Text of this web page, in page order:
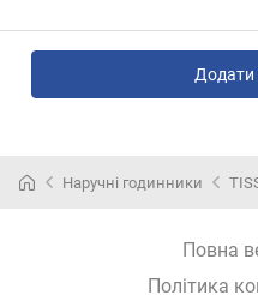
Додати
Наручні годинники
Повна
Політика